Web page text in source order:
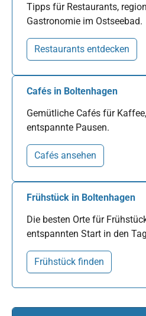
Tipps für Restaurants,
Gastronomie im Ostseebad.
Restaurants entdecken
Cafés in Boltenhagen
Gemütliche Cafés für
entspannte Pausen.
Cafés ansehen
Frühstück in Boltenhagen
Die besten Orte für
entspannten Start in den
Frühstück finden